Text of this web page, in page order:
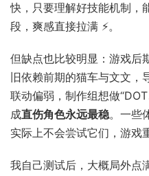
快，只要理解好技能机制，
段，爽感直接拉满 ⚡。
但缺点也比较明显：游戏后
旧依赖前期的猫车与文文
联动偏弱，制作组想做
成直伤角色永远最稳。一些
实际上不会尝试它们，游戏
我自己测试后，大概局外点